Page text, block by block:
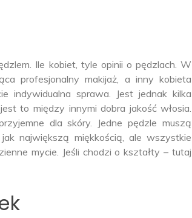
Ile kobiet, tyle opinii o pędzlach. W
profesjonalny makijaż, a inny kobieta
indywidualna sprawa. Jest jednak kilka
to między innymi dobra jakość włosia.
dla skóry. Jedne pędzle muszą
największą miękkością, ale wszystkie
mycie. Jeśli chodzi o kształty – tutaj